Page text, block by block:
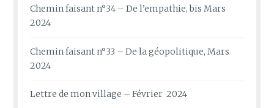
Chemin faisant n°34 – De l’empathie, bis Mars
2024
Chemin faisant n°33 – De la géopolitique, Mars
2024
Lettre de mon village – Février 2024